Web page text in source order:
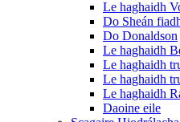
Le haghaidh
Do Sheán
Do Donaldson
Le haghaidh
Le haghaidh
Le haghaidh
Le haghaidh
Daoine eile